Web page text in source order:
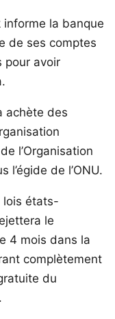
informe la banque
de ses comptes
pour avoir
achète des
l’Organisation
de l’ONU.
lois états-
le
4 mois dans la
complètement
du